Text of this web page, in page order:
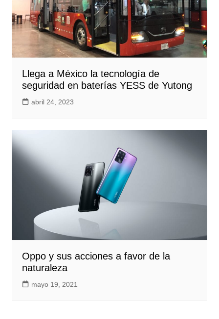
Llega a México la tecnología de
seguridad en baterías YESS de Yutong
abril 24, 2023
Oppo y sus acciones a favor de la
naturaleza
mayo 19, 2021